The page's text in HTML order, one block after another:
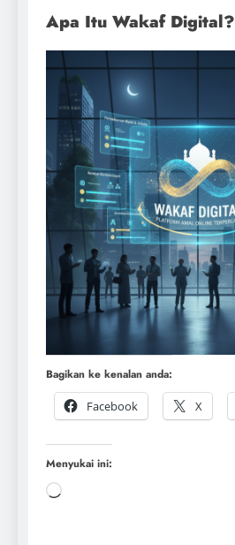
Apa Itu Wakaf Digital?
Bagikan ke kenalan anda:
Facebook
X
Menyukai ini: